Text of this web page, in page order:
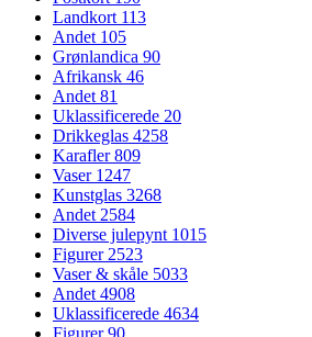
Landkort 113
Andet 105
Grønlandica 90
Afrikansk 46
Andet81
Uklassificerede 20
Drikkeglas 4258
Karafler809
Vaser 1247
Kunstglas 3268
Andet2584
Diverse julepynt 1015
Figurer2523
Vaser & skåle 5033
Andet4908
Uklassificerede 4634